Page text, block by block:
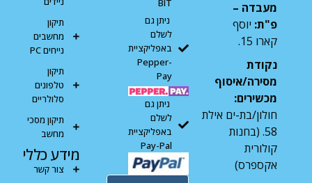
מעבדה –
פ"ת: יוסף
קארו 15.
נקודת
מסירה/איסוף
מכשירים:
חולון/בת-ים אילת
58. (בחנות
קולורית
אקספרס)
BIT
ניתן גם
לשלם
באפליקציית
Pepper-
Pay
ניתן גם
לשלם
באפליקציית
Pay-Pal
תיקון
מחשבים
נייחים PC
תיקון
טלפונים
סלולריים
תיקון מסכי
מחשב
מידע כללי
צור קשר